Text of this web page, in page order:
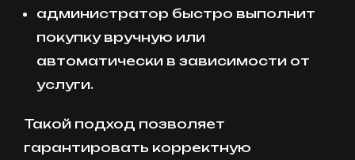
администратор быстро выполнит
покупку вручную или
автоматически в зависимости от
услуги.
Такой подход позволяет
гарантировать корректную